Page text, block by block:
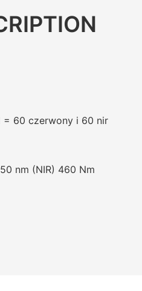
= 60 czerwony i 60 nir
nm (NIR) 460 Nm